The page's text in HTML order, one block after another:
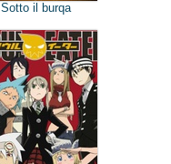
Sotto il burqa